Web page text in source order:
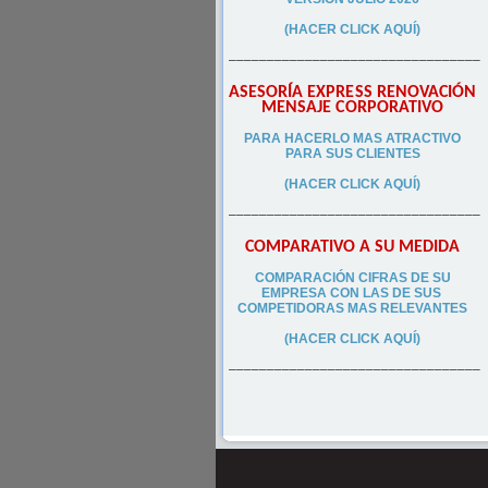
(HACER CLICK AQUÍ)
–––––––––––––––––––––––––––––––––
ASESORÍA EXPRESS RENOVACIÓN
MENSAJE CORPORATIVO
PARA HACERLO MAS ATRACTIVO
PARA SUS CLIENTES
(HACER CLICK AQUÍ)
–––––––––––––––––––––––––––––––––
COMPARATIVO A SU MEDIDA
COMPARACIÓN CIFRAS DE SU
EMPRESA CON LAS DE SUS
COMPETIDORAS MAS RELEVANTES
(HACER CLICK AQUÍ)
–––––––––––––––––––––––––––––––––